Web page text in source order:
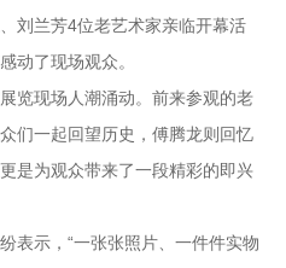
刘兰芳4位老艺术家亲临开幕活
动了现场观众。
览现场人潮涌动。前来参观的老
们一起回望历史，傅腾龙则回忆
是为观众带来了一段精彩的即兴
表示，“一张张照片、一件件实物